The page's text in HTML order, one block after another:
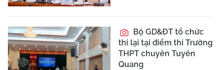
Bộ GD&ĐT tổ chức
thi lại tại điểm thi Trường
THPT chuyên Tuyên
Quang